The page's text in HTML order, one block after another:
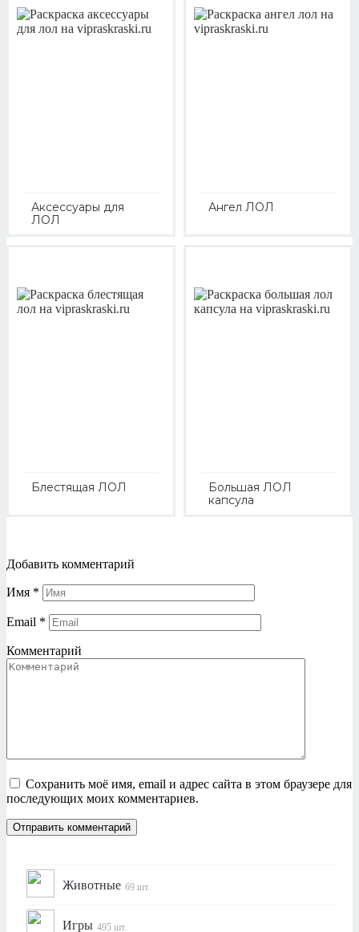
Аксессуары для
ЛОЛ
Ангел ЛОЛ
Блестящая ЛОЛ
Большая ЛОЛ
капсула
Добавить комментарий
Имя *
Email *
Комментарий
Сохранить моё имя, email и адрес сайта в этом браузере для
последующих моих комментариев.
Животные 69 шт.
Игры 495 шт.